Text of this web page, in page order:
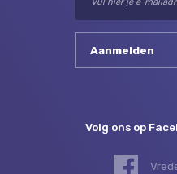
Volg ons op